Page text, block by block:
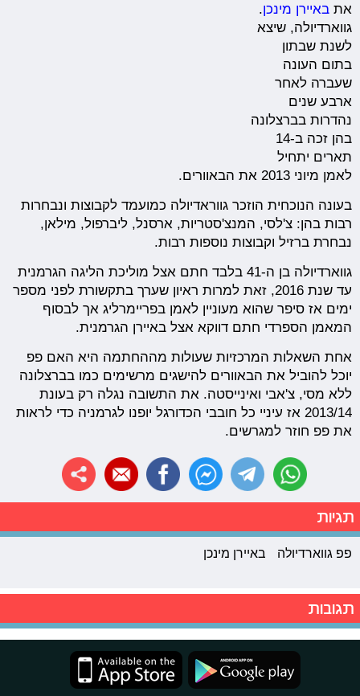
אתבאיירן מינכן.
גווארדיולה, שיצא
לשנת שבתון
בתום העונה
שעברה לאחר
ארבע שנים
נהדרות בברצלונה
בהן זכה ב-14
תארים יתחיל
לאמן מיוני 2013 את הבאוורים.
בעונה הנוכחית הוזכר גווראדיולה כמועמד לקבוצות ונבחרות
רבות בהן: צ'לסי, המנצ'סטריות, ארסנל, ליברפול, מילאן,
נבחרת ברזיל וקבוצות נוספות רבות.
גווארדיולה בן ה-41 בלבד חתם אצל מוליכת הליגה הגרמנית
עד שנת 2016, זאת למרות ראיון שערך בתקשורת לפני מספר
ימים אז סיפר שהוא מעוניין לאמן בפריימרליג אך לבסוף
המאמן הספרדי חתם דווקא אצל באיירן הגרמנית.
אחת השאלות המרכזיות שעולות מההחתמה היא האם פפ
יוכל להוביל את הבאוורים להישגים מרשימים כמו בברצלונה
ללא מסי, צ'אבי ואינייסטה. את התשובה נגלה רק בעונת
2013/14 אז עיניי כל חובבי הכדורגל יופנו לגרמניה כדי לראות
את פפ חוזר למגרשים.
תגיות
פפ גווארדיולה באיירן מינכן
תגובות